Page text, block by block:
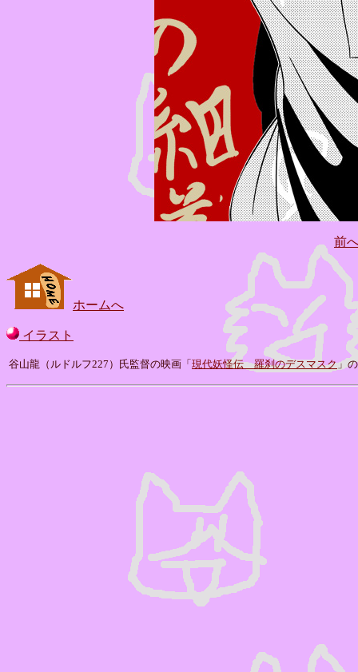
前
ホームへ
イラスト
谷山龍（ルドルフ227）氏監督の映画「 現代妖怪伝 羅刹のデスマスク」